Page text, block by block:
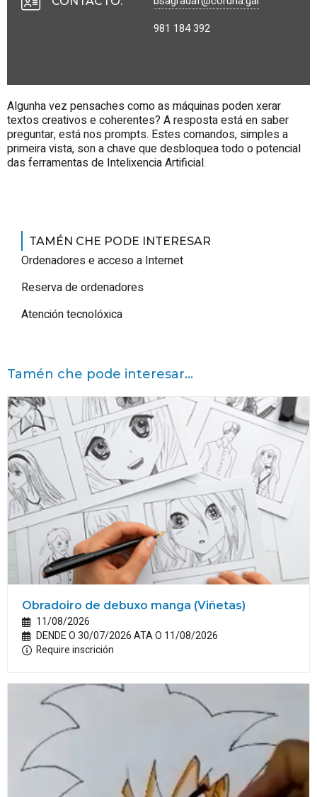
981 184 392
Algunha vez pensaches como as máquinas poden xerar
textos creativos e coherentes? A resposta está en saber
preguntar, está nos prompts. Estes comandos, simples a
primeira vista, son a chave que desbloquea todo o potencial
das ferramentas de Intelixencia Artificial.
TAMÉN CHE PODE INTERESAR
Ordenadores e acceso a Internet
Reserva de ordenadores
Atención tecnolóxica
Tamén che pode interesar...
Obradoiro de debuxo manga (Viñetas)
11/08/2026
DENDE O 30/07/2026 ATA O 11/08/2026
Require inscrición